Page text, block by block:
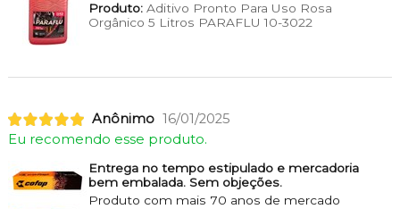
Produto:Aditivo Pronto Para Uso Rosa
Orgânico 5 Litros PARAFLU 10-3022
Anônimo 16/01/2025
Eu recomendo esse produto.
Entrega no tempo estipulado e mercadoria
bem embalada. Sem objeções.
Produto com mais 70 anos de mercado